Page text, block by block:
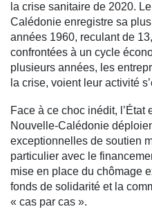
la crise sanitaire de 2020.
Calédonie enregistre sa
années 1960, reculant de
confrontées à un cycle
plusieurs années, les
la crise, voient leur activité
Face à ce choc inédit, l’État
Nouvelle-Calédonie
exceptionnelles de soutien
particulier avec le
mise en place du chômage
fonds de solidarité et la
« cas par cas ».